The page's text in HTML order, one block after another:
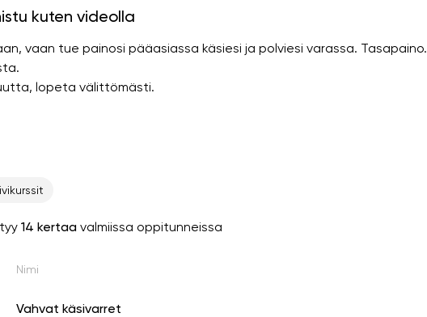
kuten videolla
vaan tue painosi pääasiassa käsiesi ja polviesi varassa. Tasapaino.
lopeta välittömästi.
14 kertaa valmiissa oppitunneissa
Nimi
Vahvat käsivarret